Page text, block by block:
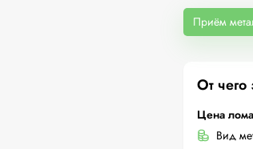
Приём
От чего
Цена лома
Вид